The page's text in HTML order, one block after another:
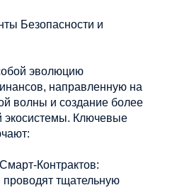
Безопасности и
эволюцию
направленную на
волны и создание более
экосистемы. Ключевые
Контрактов:
тщательную